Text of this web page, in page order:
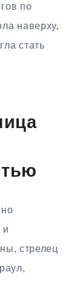
по
наверху,
стать
и
стрелец